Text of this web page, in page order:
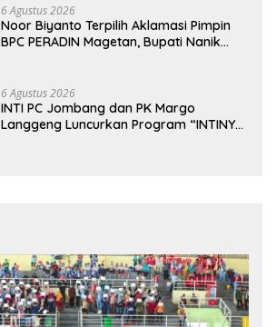
6 Agustus 2026
Noor Biyanto Terpilih Aklamasi Pimpin
BPC PERADIN Magetan, Bupati Nanik
6 Agustus 2026
INTI PC Jombang dan PK Margo
Langgeng Luncurkan Program “INTINYA